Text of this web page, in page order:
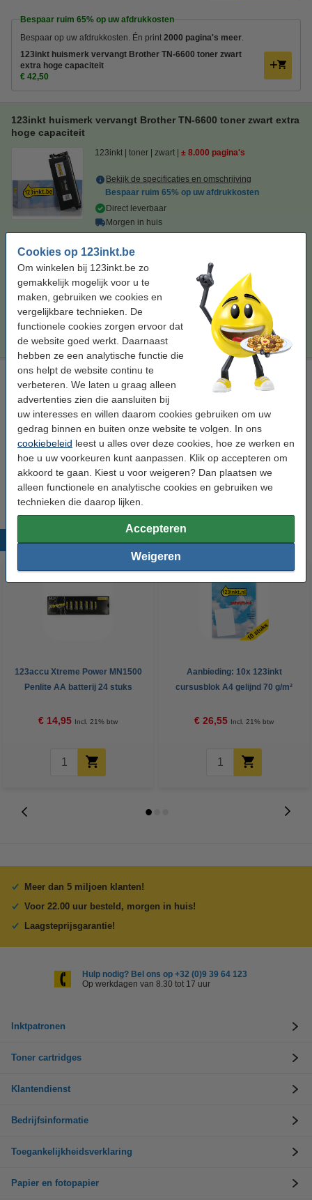
Cookies op 123inkt.be
Om winkelen bij 123inkt.be zo
gemakkelijk mogelijk voor u te
maken, gebruiken we cookies en
vergelijkbare technieken. De
functionele cookies zorgen ervoor dat
de website goed werkt. Daarnaast
hebben ze een analytische functie die
ons helpt de website continu te
verbeteren. We laten u graag alleen
advertenties zien die aansluiten bij
uw interesses en willen daarom cookies gebruiken om uw
gedrag binnen en buiten onze website te volgen. In ons
cookiebeleid leest u alles over deze cookies, hoe ze werken en
hoe u uw voorkeuren kunt aanpassen. Klik op accepteren om
akkoord te gaan. Kiest u voor weigeren? Dan plaatsen we
alleen functionele en analytische cookies en gebruiken we
technieken die daarop lijken.
Accepteren
Weigeren
Bespaar ruim 65% op uw afdrukkosten
Bespaar op uw afdrukkosten. Én print 2000 pagina's meer
123inkt huismerk vervangt Brother TN-6600 toner zwart
extra hoge capaciteit
€ 42,50
123inkt huismerk vervangt Brother TN-6600 toner zwart extra
hoge capaciteit
123inkt toner zwart ± 8.000 pagina's
Bekijk de specificaties en omschrijving
Bespaar ruim 65% op uw afdrukkosten
Direct leverbaar
Morgen in huis
€ 42,50
Wij adviseren u deze toner (het 123inkt huismerk) te nemen i.p.v. de
Brother-uitvoering.
Laserprinter reinigingsdoek
tonerdoek 43 x 32 cm (LxB) geel
Bekijk de specificaties en omschrijving
Direct leverbaar
Populaire producten
123accu Xtreme Power MN1500
Penlite AA batterij 24 stuks
€ 14,95 Incl. 21% btw
Aanbieding: 10x 123inkt
cursusblok A4 gelijnd 70 g/m²
€ 26,55 Incl. 21% btw
Meer dan 5 miljoen klanten!
Voor 22.00 uur besteld, morgen in huis!
Laagsteprijsgarantie!
Hulp nodig? Bel ons op +32 (0)9 39 64 123
Op werkdagen van 8.30 tot 17 uur
Inktpatronen
Toner cartridges
Klantendienst
Bedrijfsinformatie
Toegankelijkheidsverklaring
Papier en fotopapier